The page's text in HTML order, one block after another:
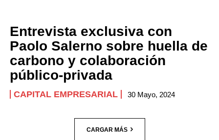
Entrevista exclusiva con
Paolo Salerno sobre huella de
carbono y colaboración
público-privada
CAPITAL EMPRESARIAL 30 Mayo, 2024
CARGAR MÁS